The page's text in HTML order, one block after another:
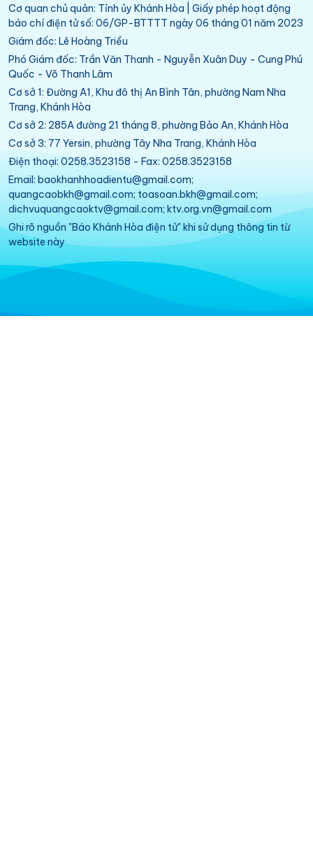
Cơ quan chủ quản: Tỉnh ủy Khánh Hòa | Giấy phép hoạt động
báo chí điện tử số: 06/GP-BTTTT ngày 06 tháng 01 năm 2023
Giám đốc: Lê Hoàng Triều
Phó Giám đốc: Trần Văn Thanh - Nguyễn Xuân Duy - Cung Phú
Quốc - Võ Thanh Lâm
Cơ sở 1: Đường A1, Khu đô thị An Bình Tân, phường Nam Nha
Trang, Khánh Hòa
Cơ sở 2: 285A đường 21 tháng 8, phường Bảo An, Khánh Hòa
Cơ sở 3: 77 Yersin, phường Tây Nha Trang, Khánh Hòa
Điện thoại: 0258.3523158 - Fax: 0258.3523158
Email: baokhanhhoadientu@gmail.com;
quangcaobkh@gmail.com; toasoan.bkh@gmail.com;
dichvuquangcaoktv@gmail.com; ktv.org.vn@gmail.com
Ghi rõ nguồn "Báo Khánh Hòa điện tử" khi sử dụng thông tin từ
website này